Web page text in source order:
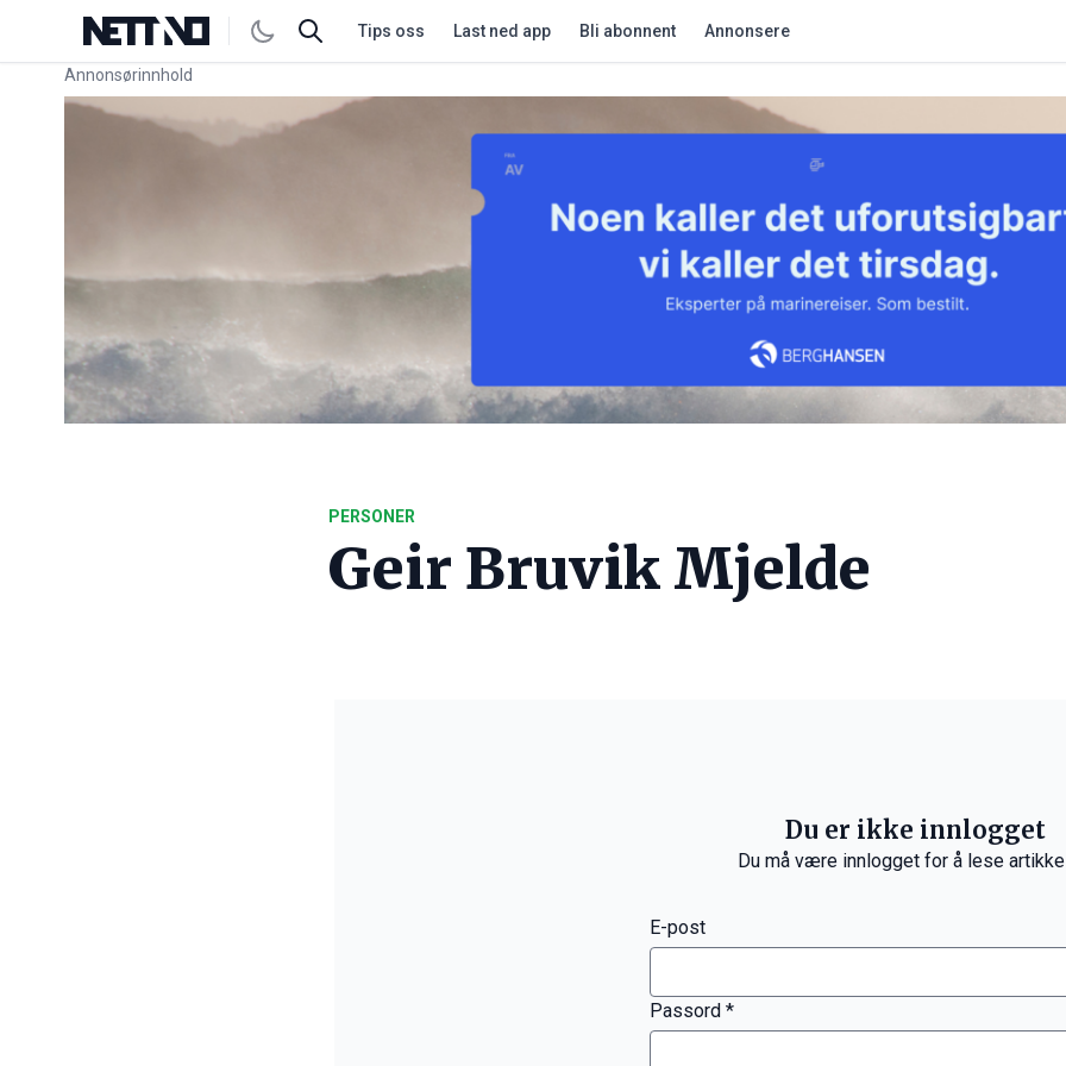
Tips oss Last ned app Bli abonnent Annonsere
Annonsørinnhold
Link for annonse
PERSONER
Geir Bruvik Mjelde
Du er ikke innlogget
Du må være innlogget for å lese
E-post
Passord *